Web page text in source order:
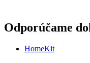
Odporúčame
HomeKit